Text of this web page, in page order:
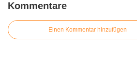
Kommentare
Einen Kommentar hinzufügen